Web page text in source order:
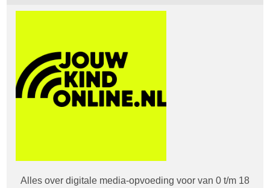
Alles over digitale media-opvoeding voor van 0 t/m 18